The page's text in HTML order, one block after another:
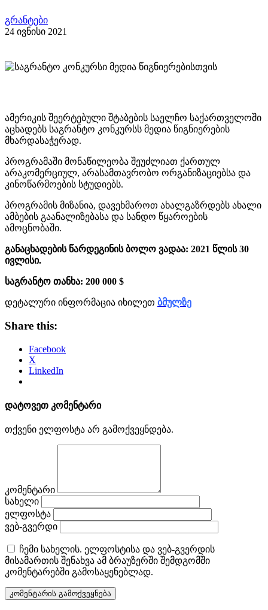
გრანტები
24 ივნისი 2021
ამერიკის შეერტებული შტაბების საელჩო საქართველოში
აცხადებს საგრანტო კონკურსს მედია წიგნიერების
მხარდასაჭერად.
პროგრამაში მონაწილეობა შეუძლიათ ქართულ
არაკომერციულ, არასამთავრობო ორგანიზაციებსა და
კინოწარმოების სტუდიებს.
პროგრამის მიზანია, დავეხმაროთ ახალგაზრდებს ახალი
ამბების გაანალიზებასა და სანდო წყაროების
ამოცნობაში.
განაცხადების წარდეგინის ბოლო ვადაა: 2021 წლის 30
ივლისი.
საგრანტო თანხა: 200 000 $
დეტალური ინფორმაცია იხილეთ ბმულზე
Share this:
Facebook
X
LinkedIn
დატოვეთ კომენტარი
თქვენი ელფოსტა არ გამოქვეყნდება.
კომენტარი
სახელი
ელფოსტა
ვებ-გვერდი
ჩემი სახელის. ელფოსტისა და ვებ-გვერდის
მისამართის შენახვა ამ ბრაუზერში შემდგომში
კომენტარებში გამოსაყენებლად.